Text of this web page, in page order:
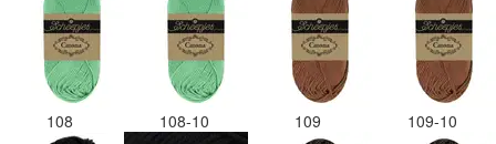
108 108-10 109 109-10